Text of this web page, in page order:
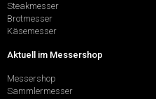
Steakmesser
Brotmesser
Käsemesser
Aktuell im Messershop
Messershop
Sammlermesser